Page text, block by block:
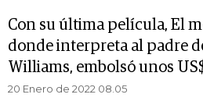
Con su última película, El
donde interpreta al padre
Williams, embolsó unos
20 Enero de 2022 08.05